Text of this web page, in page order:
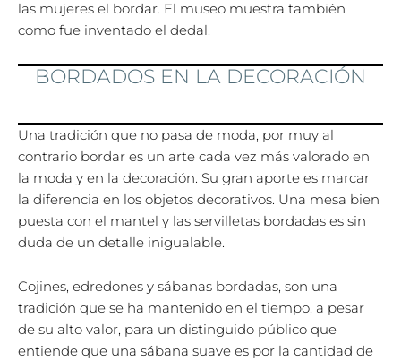
las mujeres el bordar. El museo muestra también
como fue inventado el dedal.
BORDADOS EN LA DECORACIÓN
Una tradición que no pasa de moda, por muy al
contrario bordar es un arte cada vez más valorado en
la moda y en la decoración. Su gran aporte es marcar
la diferencia en los objetos decorativos. Una mesa bien
puesta con el mantel y las servilletas bordadas es sin
duda de un detalle inigualable.
Cojines, edredones y sábanas bordadas, son una
tradición que se ha mantenido en el tiempo, a pesar
de su alto valor, para un distinguido público que
entiende que una sábana suave es por la cantidad de